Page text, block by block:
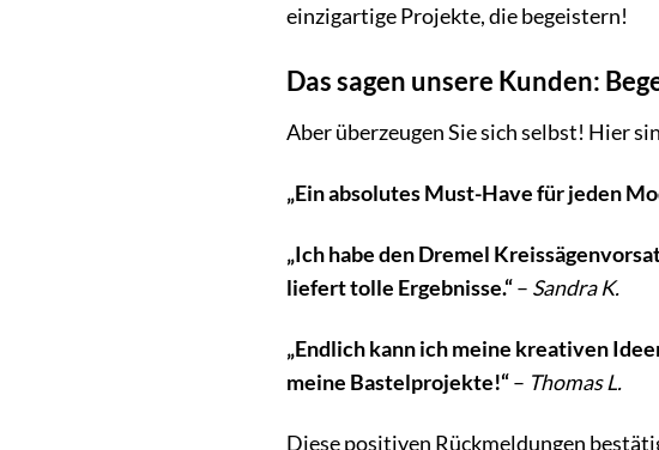
einzigartige Projekte, die begeistern!
Das sagen unsere Kunden:
Aber überzeugen Sie sich selbst! Hier
„Ein absolutes Must-Have für jeden
„Ich habe den Dremel
liefert tolle Ergebnisse.“– Sandra K.
„Endlich kann ich meine kreativen
meine Bastelprojekte!“– Thomas L.
Diese positiven Rückmeldungen